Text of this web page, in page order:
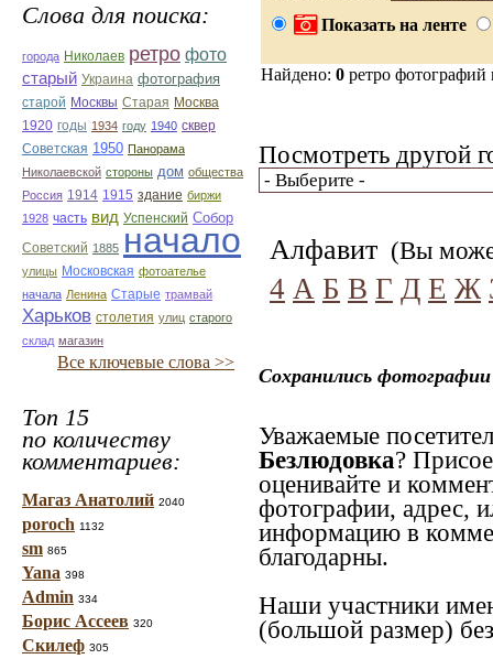
Слова для поиска:
города Николаев ретро фото
старый Украина фотография
старой Москвы Старая Москва
1920 годы 1934 году 1940 сквер
Советская 1950 Панорама
Николаевской стороны дом общества
Россия 1914 1915 здание биржи
1928 часть вид Успенский Собор
Советский 1885 начало
улицы Московская фотоателье
начала Ленина Старые трамвай
Харьков столетия улиц старого
склад магазин
Все ключевые слова >>
Топ 15
по количеству
комментариев:
Магаз Анатолий 2040
poroch 1132
sm 865
Yana 398
Admin 334
Борис Ассеев 320
Скилеф 305
Показать на ленте
Найдено: 0 ретро
Посмотреть другой
Алфавит (Вы
4 А Б В Г Д Е Ж
Сохранились
Уважаемые
Безлюдовка?
оценивайте и
фотографии, адрес,
информацию в
благодарны.
Наши участники
(большой размер)